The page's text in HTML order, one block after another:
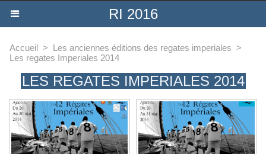
RI 2016
Accueil > Les anciennes éditions des regates imperiales >
Les regates Imperiales 2014
LES REGATES IMPERIALES 2014